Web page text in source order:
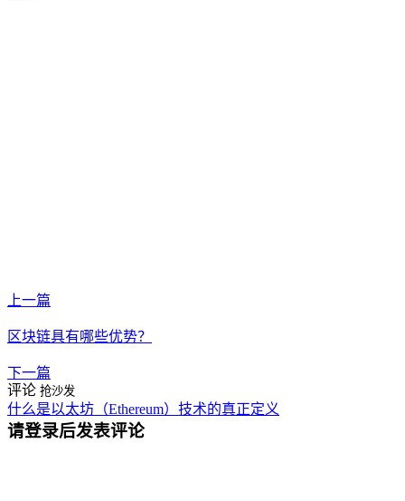
上一篇
区块链具有哪些优势？
下一篇
什么是以太坊（Ethereum）技术的真正定义
评论 抢沙发
请登录后发表评论